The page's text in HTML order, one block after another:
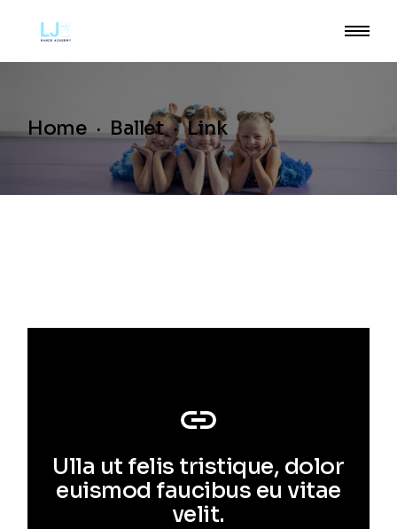
Home Ballet Link
Ulla ut felis tristique, dolor
euismod faucibus eu vitae
velit.